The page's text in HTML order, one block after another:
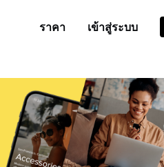
ราคา เข้าสู่ระบบ